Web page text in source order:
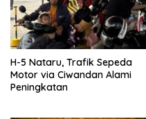
H-5 Nataru, Trafik Sepeda
Motor via Ciwandan Alami
Peningkatan